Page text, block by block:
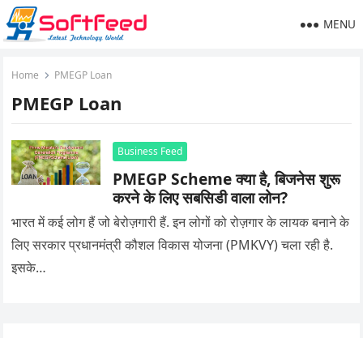
MENU
Home PMEGP Loan
PMEGP Loan
Business Feed
PMEGP Scheme क्या है, बिजनेस शुरू
करने के लिए सबसिडी वाला लोन?
भारत में कई लोग हैं जो बेरोज़गारी हैं. इन लोगों को रोज़गार के लायक बनाने के
लिए सरकार प्रधानमंत्री कौशल विकास योजना (PMKVY) चला रही है.
इसके…